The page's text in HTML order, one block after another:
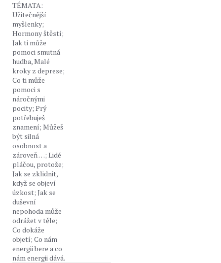
TÉMATA:
Užitečnější
myšlenky;
Hormony štěstí;
Jak ti může
pomoci smutná
hudba, Malé
kroky z deprese;
Co ti může
pomoci s
náročnými
pocity; Prý
potřebuješ
znamení; Můžeš
být silná
osobnost a
zároveň …; Lidé
pláčou, protože;
Jak se zklidnit,
když se objeví
úzkost; Jak se
duševní
nepohoda může
odrážet v těle;
Co dokáže
objetí; Co nám
energii bere a co
nám energii dává.